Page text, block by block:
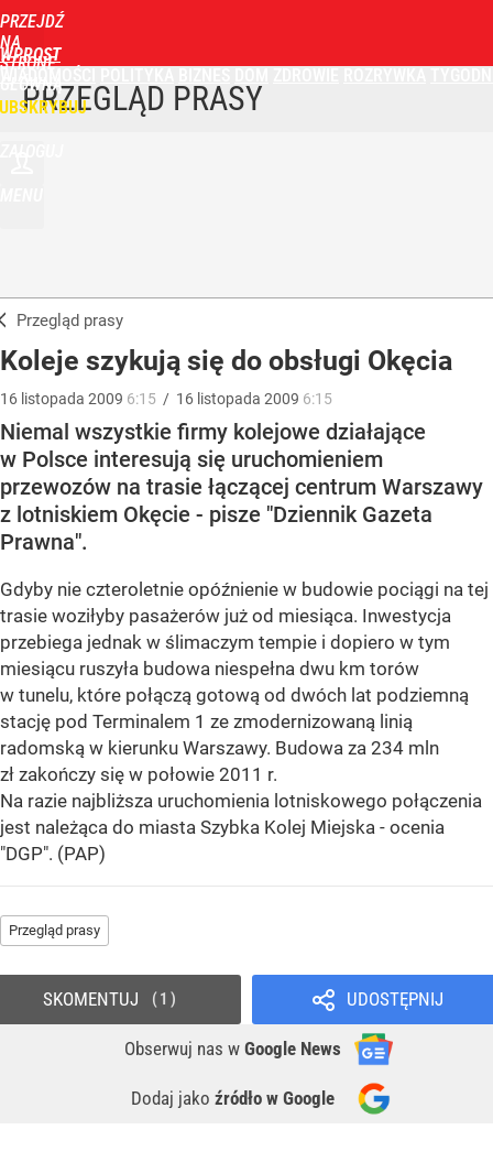
PRZEJDŹ
NA
STRONĘ
GŁÓWNĄ
WPROST
PRZEGLĄD PRASY
Przegląd prasy
Koleje szykują się do obsługi Okęcia
16 listopada 2009 6:15 / 16 listopada 2009 6:15
Niemal wszystkie firmy kolejowe działające
w Polsce interesują się uruchomieniem
przewozów na trasie łączącej centrum Warszawy
z lotniskiem Okęcie - pisze "Dziennik Gazeta
Prawna".
Gdyby nie czteroletnie opóźnienie w budowie pociągi na tej
trasie woziłyby pasażerów już od miesiąca. Inwestycja
przebiega jednak w ślimaczym tempie i dopiero w tym
miesiącu ruszyła budowa niespełna dwu km torów
w tunelu, które połączą gotową od dwóch lat podziemną
stację pod Terminalem 1 ze zmodernizowaną linią
radomską w kierunku Warszawy. Budowa za 234 mln
zł zakończy się w połowie 2011 r.
Na razie najbliższa uruchomienia lotniskowego połączenia
jest należąca do miasta Szybka Kolej Miejska - ocenia
"DGP". (PAP)
Przegląd prasy
UDOSTĘPNIJ
Obserwuj nas w Google News
Dodaj jako źródło w Google
SKOMENTUJ 1